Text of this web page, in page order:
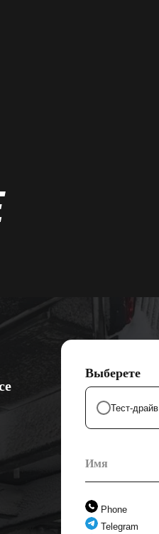
Выберете
Тест-драйв
Phone
Telegram